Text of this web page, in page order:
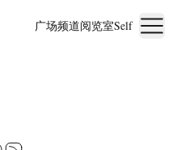
广场频道阅览室Self